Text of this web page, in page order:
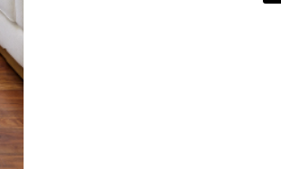
se decide en el diseño. Muchos
un televisor hasta una sala–lo están
opciones para que, en conjunto, sus